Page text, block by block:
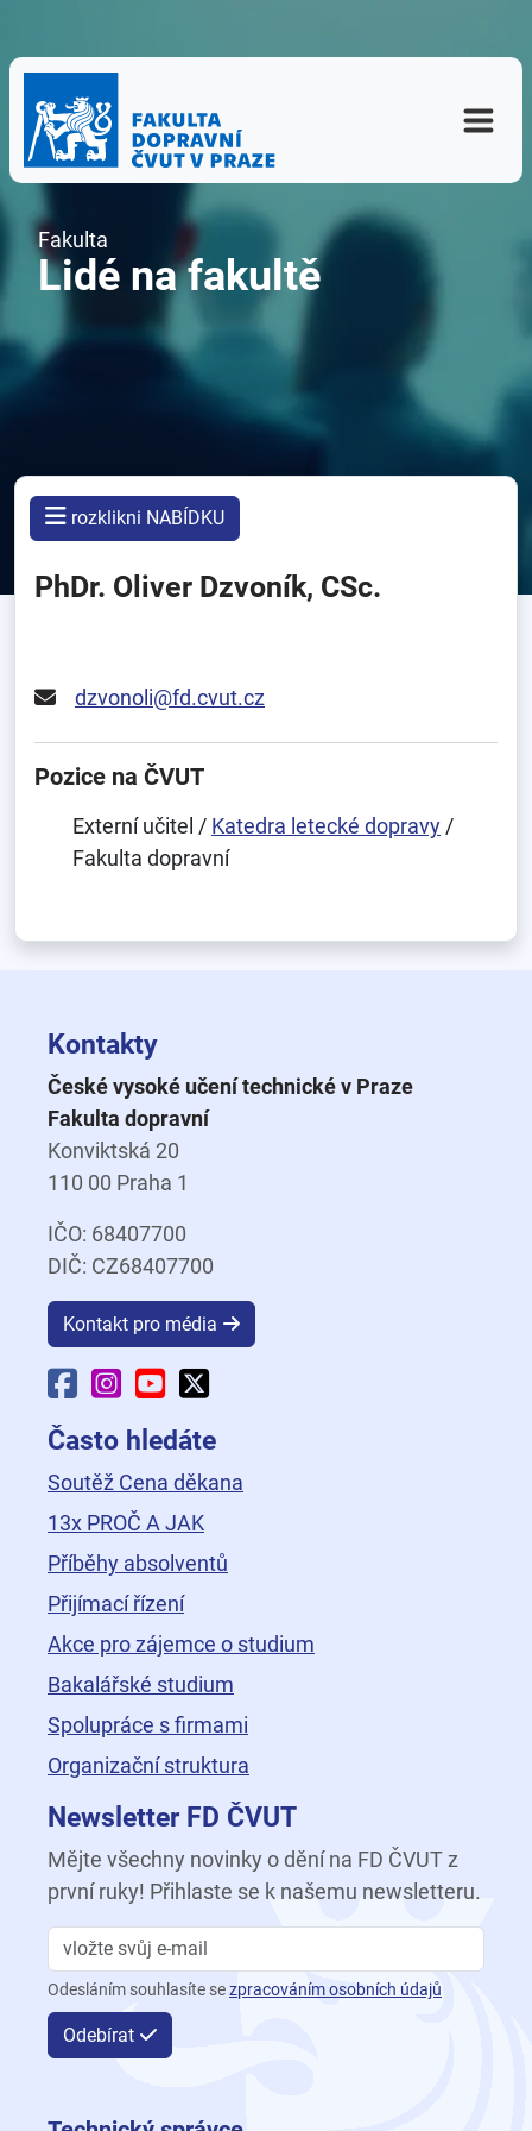
Fakulta
Lidé na fakultě
rozklikni NABÍDKU
PhDr. Oliver Dzvoník, CSc.
dzvonoli@fd.cvut.cz
Pozice na ČVUT
Externí učitel / Katedra letecké dopravy /
Fakulta dopravní
Kontakty
České vysoké učení technické v Praze
Fakulta dopravní
Konviktská 20
110 00 Praha 1
IČO: 68407700
DIČ: CZ68407700
Kontakt pro média
Facebook Fakulty dopravní
Instagram Fakulty dopravní
YouTube Fakulty dopravní
Často hledáte
Soutěž Cena děkana
13x PROČ A JAK
Příběhy absolventů
Přijímací řízení
Akce pro zájemce o studium
Bakalářské studium
Spolupráce s firmami
Organizační struktura
Newsletter FD ČVUT
Mějte všechny novinky o dění na FD ČVUT z
první ruky! Přihlaste se k našemu newsletteru.
Odesláním souhlasíte sezpracováním osobních údajů
Odebírat